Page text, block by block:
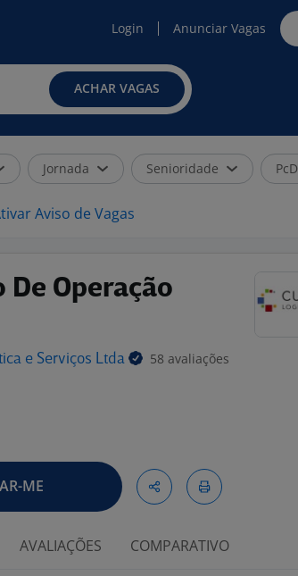
Login Anunciar Vagas
ACHAR VAGAS
Jornada Senioridade PcD
Aviso de Vagas
De Operação
e Serviços Ltda 58 avaliações
ME
AVALIAÇÕES COMPARATIVO